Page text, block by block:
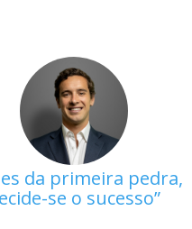
da primeira pedra,
se o sucesso